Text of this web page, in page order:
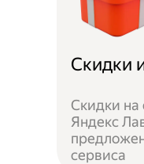
Скидки
Скидки на
Яндекс
сервиса